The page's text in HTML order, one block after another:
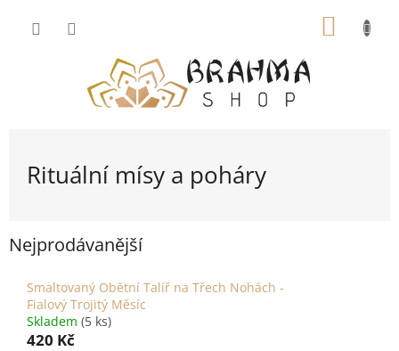
Rituální mísy a poháry
Nejprodávanější
Smaltovaný Obětní Talíř na Třech Nohách -
Fialový Trojitý Měsíc
Skladem (5 ks)
420 Kč